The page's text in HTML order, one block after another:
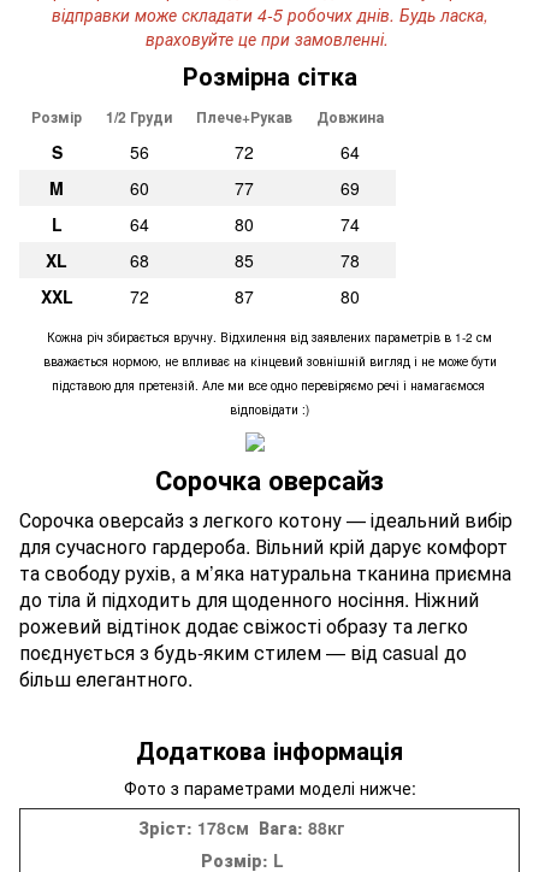
відправки може складати 4-5 робочих днів. Будь ласка,
враховуйте це при замовленні.
Розмірна сітка
Розмір 1/2 Груди Плече+Рукав Довжина
S 56 72
64
M
60 77
69
L
64 80
74
XL
68 85
78
XXL
72 87 80
Кожна річ збирається вручну. Відхилення від заявлених параметрів в 1-2 см
вважається нормою, не впливає на кінцевий зовнішній вигляд і не може бути
підставою для претензій. Але ми все одно перевіряємо речі і намагаємося
відповідати :)
Сорочка оверсайз
Сорочка оверсайз з легкого котону — ідеальний вибір
для сучасного гардероба. Вільний крій дарує комфорт
та свободу рухів, а м’яка натуральна тканина приємна
до тіла й підходить для щоденного носіння. Ніжний
рожевий відтінок додає свіжості образу та легко
поєднується з будь-яким стилем — від casual до
більш елегантного.
Додаткова інформація
Фото з параметрами моделі нижче:
Зріст: 178см Вага: 88кг
Розмір: L